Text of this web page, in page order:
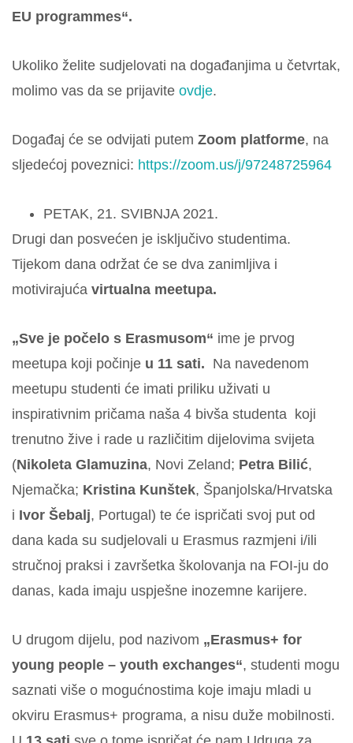
EU programmes“.
Ukoliko želite sudjelovati na događanjima u četvrtak,
molimo vas da se prijavite ovdje.
Događaj će se odvijati putem Zoom platforme, na
sljedećoj poveznici: https://zoom.us/j/97248725964
PETAK, 21. SVIBNJA 2021.
Drugi dan posvećen je isključivo studentima.
Tijekom dana održat će se dva zanimljiva i
motivirajuća virtualna meetupa.
„Sve je počelo s Erasmusom“ ime je prvog
meetupa koji počinje u 11 sati. Na navedenom
meetupu studenti će imati priliku uživati u
inspirativnim pričama naša 4 bivša studenta koji
trenutno žive i rade u različitim dijelovima svijeta
(Nikoleta Glamuzina, Novi Zeland; Petra Bilić,
Njemačka; Kristina Kunštek, Španjolska/Hrvatska
i Ivor Šebalj, Portugal) te će ispričati svoj put od
dana kada su sudjelovali u Erasmus razmjeni i/ili
stručnoj praksi i završetka školovanja na FOI-ju do
danas, kada imaju uspješne inozemne karijere.
U drugom dijelu, pod nazivom „Erasmus+ for
young people – youth exchanges“, studenti mogu
saznati više o mogućnostima koje imaju mladi u
okviru Erasmus+ programa, a nisu duže mobilnosti.